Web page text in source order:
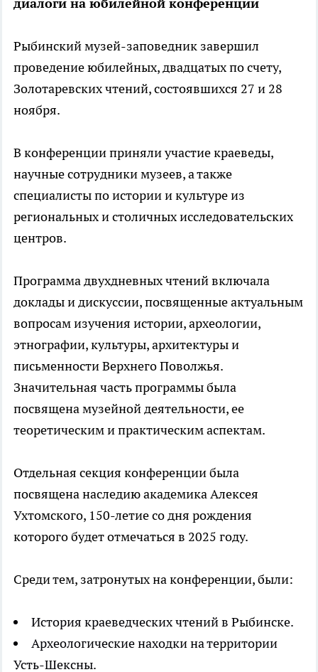
диалоги на юбилейной конференции
Рыбинский музей-заповедник завершил
проведение юбилейных, двадцатых по счету,
Золотаревских чтений, состоявшихся 27 и 28
ноября.
В конференции приняли участие краеведы,
научные сотрудники музеев, а также
специалисты по истории и культуре из
региональных и столичных исследовательских
центров.
Программа двухдневных чтений включала
доклады и дискуссии, посвященные актуальным
вопросам изучения истории, археологии,
этнографии, культуры, архитектуры и
письменности Верхнего Поволжья.
Значительная часть программы была
посвящена музейной деятельности, ее
теоретическим и практическим аспектам.
Отдельная секция конференции была
посвящена наследию академика Алексея
Ухтомского, 150-летие со дня рождения
которого будет отмечаться в 2025 году.
Среди тем, затронутых на конференции, были:
История краеведческих чтений в Рыбинске.
Археологические находки на территории
Усть-Шексны.